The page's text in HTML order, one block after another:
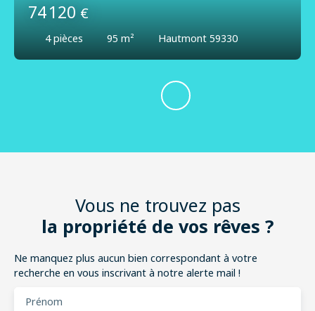
74 120€
4pièces 95 m² Hautmont 59330
Vous ne trouvez pas
la propriété de vos rêves ?
Ne manquez plus aucun bien correspondant à votre
recherche en vous inscrivant à notre alerte mail !
Prénom